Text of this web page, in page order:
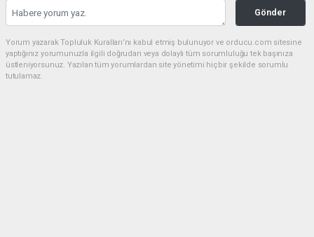
Gönder
Yorum yazarak Topluluk Kuralları’nı kabul etmiş bulunuyor ve orducu.com sitesine
yaptığınız yorumunuzla ilgili doğrudan veya dolaylı tüm sorumluluğu tek başınıza
üstleniyorsunuz. Yazılan tüm yorumlardan site yönetimi hiçbir şekilde sorumlu
tutulamaz.